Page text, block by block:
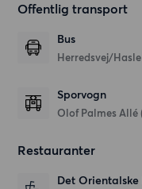
Offentlig transport
Bus
Herredsvej/
Sporvogn
Olof Palmes Allé
Restauranter
Det Orientalske